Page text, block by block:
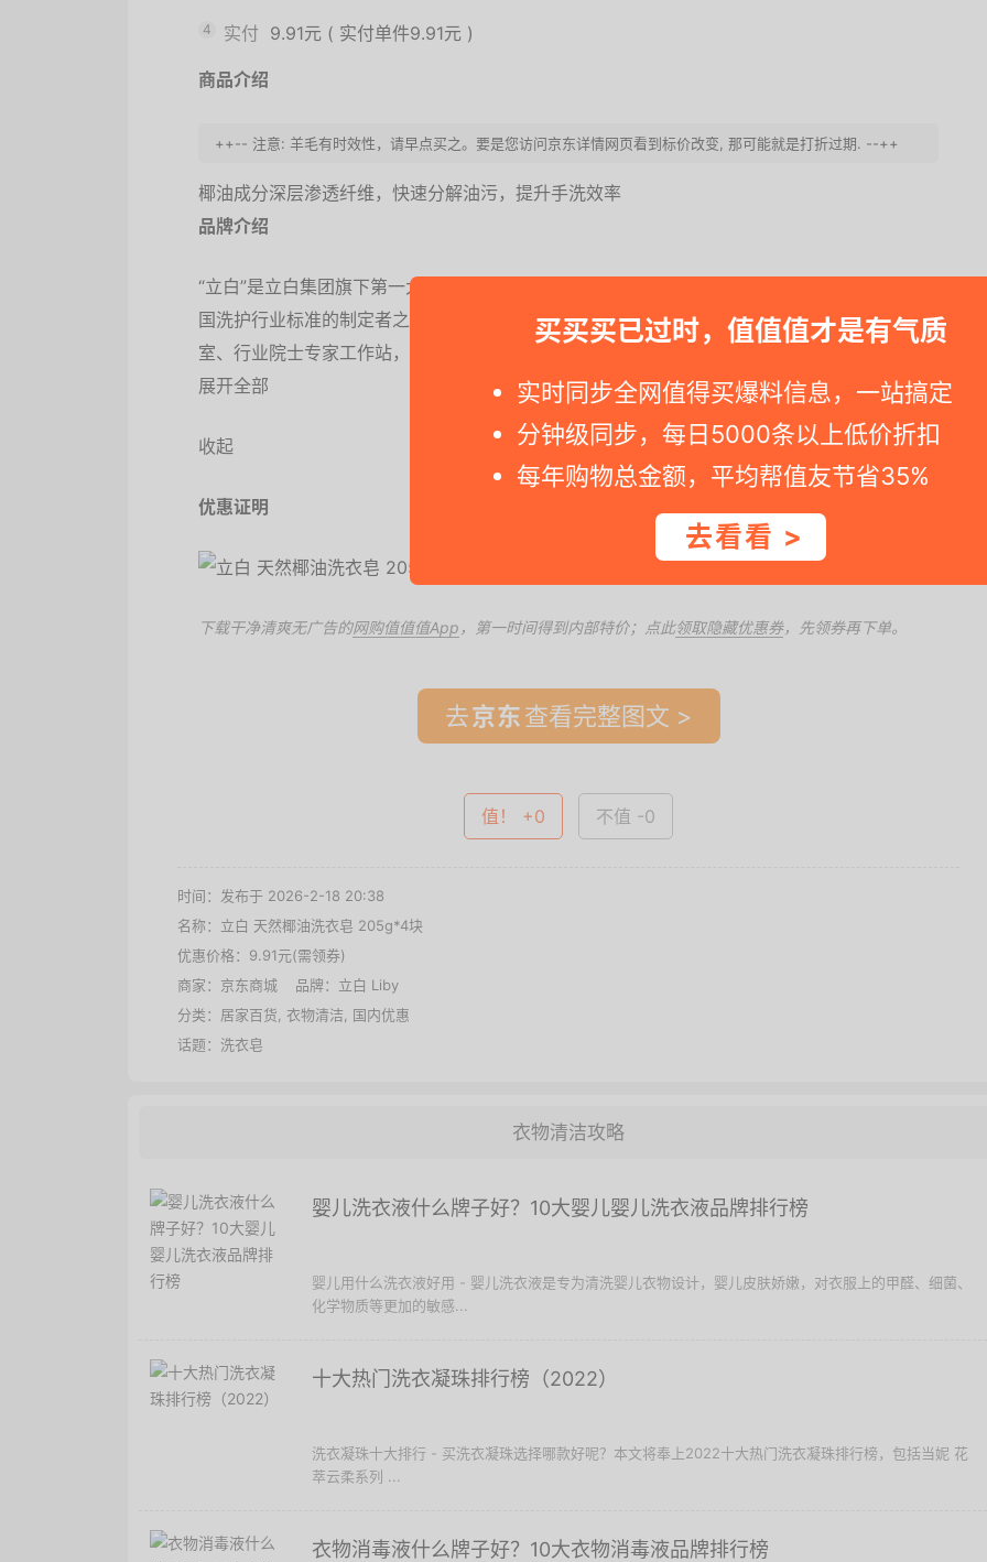
买买买已过时，值值值才是有气质
实时同步全网值得买爆料信息，一站搞定
分钟级同步，每日5000条以上低价折扣
每年购物总金额，平均帮值友节省35%
去看看 >
4 实付 9.91元 ( 实付单件9.91元 )
商品介绍
++-- 注意: 羊毛有时效性，请早点买之。要是您访问京东详情网页看到标价改变, 那可能就是打折过期. --++
椰油成分深层渗透纤维，快速分解油污，提升手洗效率
品牌介绍
“立白”是立白集团旗下第一大品牌，同时也是中国洗涤用品领域的天然洗护领导品牌。立白是中
国洗护行业标准的制定者之一，汇聚了全球优秀科技，拥有"中国轻工业绿色洗涤用品"重点实验
室、行业院士专家工作站，在全国各地拥有九大生产基地、三十多家分公司
展开全部
收起
优惠证明
下载干净清爽无广告的网购值值值App ，第一时间得到内部特价；点此领取隐藏优惠券，先领券再下单。
去 查看完整图文 >
值！ +0 不值 -0
时间：发布于 2026-2-18 20:38
名称： 立白 天然椰油洗衣皂 205g*4块
优惠价格： 9.91元(需领券)
商家： 京东商城 品牌： 立白 Liby
分类： 居家百货 衣物清洁
国内优惠
话题： 洗衣皂
衣物清洁攻略
婴儿洗衣液什么牌子好？10大婴儿婴儿洗衣液品牌排行榜
婴儿用什么洗衣液好用 - 婴儿洗衣液是专为清洗婴儿衣物设计，婴儿皮肤娇嫩，对衣服上的甲醛、细菌、
化学物质等更加的敏感...
十大热门洗衣凝珠排行榜（2022）
洗衣凝珠十大排行 - 买洗衣凝珠选择哪款好呢？本文将奉上2022十大热门洗衣凝珠排行榜，包括当妮 花
萃云柔系列 ...
衣物消毒液什么牌子好？10大衣物消毒液品牌排行榜